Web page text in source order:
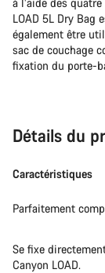
LOAD 5L Dry Bag
également être
sac de couchage
fixation du porte-
Détails du
Caractéristiques
Parfaitement
Se fixe
Canyon LOAD.
Nos
répondre à